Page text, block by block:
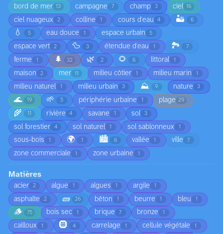
bord de mer 13 campagne 7 champ 3 ciel 16
ciel nuageux 2 colline 1 cours d'eau 4 🏜️ 6
💧 5 eau douce 1 espace urbain 5
espace vert 2 🦆 3 étendue d'eau 1 🏞️ 7
ferme 1 🌲 32 🌿 2 🌻 6 littoral 1
maison 2 mer 11 milieu côtier 1 milieu marin 1
milieu naturel 1 milieu urbain 3 ⛰️ 9 nature 3
🌊 19 🌱 5 périphérie urbaine 1 plage 29
🌾 11 rivière 4 savane 1 sol 3
sol forestier 4 sol naturel 1 sol sablonneux 1
sous-bois 1 🌍 1 🏙️ 6 vallée 1 ville 7
zone commerciale 1 zone urbaine 1
Matières
acier 2 algue 1 algues 1 argile 1
asphalte 2 🧱 26 bêton 1 beurre 1 bleu 1
🪵 75 bois sec 1 brique 7 bronze 1
cailloux 1 🛞 4 carrelage 1 cellule végétale 1